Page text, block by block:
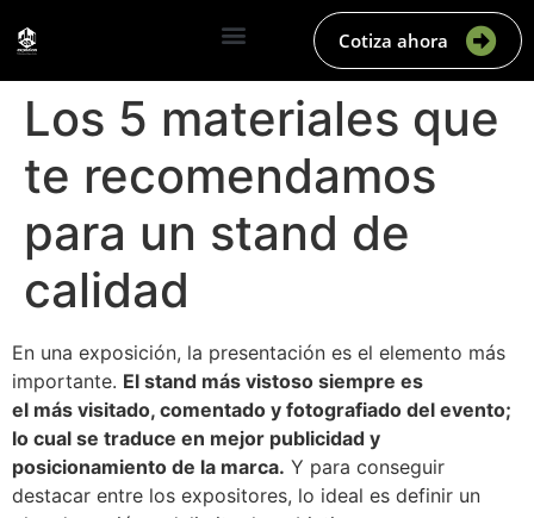
Cotiza ahora
Los 5 materiales que
te recomendamos
para un stand de
calidad
En una exposición, la presentación es el elemento más
importante. El stand más vistoso siempre es
el más visitado, comentado y fotografiado del evento;
lo cual se traduce en mejor publicidad y
posicionamiento de la marca. Y para conseguir
destacar entre los expositores, lo ideal es definir un